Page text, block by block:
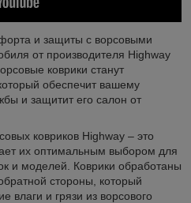
и защиты с ворсовыми
от производителя Highway
коврики станут
обеспечит вашему
и защитит его салон от
ковриков Highway – это
их оптимальным выбором для
и моделей. Коврики обработаны
стороны, который
влаги и грязи из ворсового